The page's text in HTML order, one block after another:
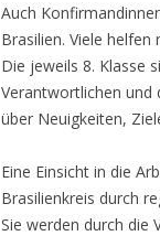
Auch
Brasilien. Viele
Die jeweils 8. Klasse
Verantwortlichen und
über Neuigkeiten,
Eine Einsicht in die
Brasilienkreis durch
Sie werden durch die